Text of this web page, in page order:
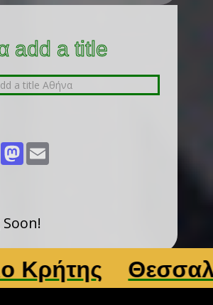
add a title
FacebookMastodon